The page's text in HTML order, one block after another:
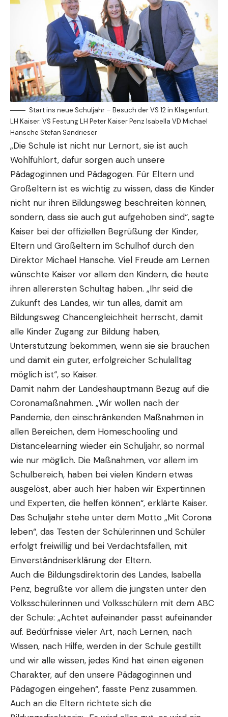
Start ins neue Schuljahr – Besuch der VS 12 in Klagenfurt.
LH Kaiser. VS Festung LH Peter Kaiser Penz Isabella VD Michael
Hansche Stefan Sandrieser
„Die Schule ist nicht nur Lernort, sie ist auch
Wohlfühlort, dafür sorgen auch unsere
Pädagoginnen und Pädagogen. Für Eltern und
Großeltern ist es wichtig zu wissen, dass die Kinder
nicht nur ihren Bildungsweg beschreiten können,
sondern, dass sie auch gut aufgehoben sind“, sagte
Kaiser bei der offiziellen Begrüßung der Kinder,
Eltern und Großeltern im Schulhof durch den
Direktor Michael Hansche. Viel Freude am Lernen
wünschte Kaiser vor allem den Kindern, die heute
ihren allerersten Schultag haben. „Ihr seid die
Zukunft des Landes, wir tun alles, damit am
Bildungsweg Chancengleichheit herrscht, damit
alle Kinder Zugang zur Bildung haben,
Unterstützung bekommen, wenn sie sie brauchen
und damit ein guter, erfolgreicher Schulalltag
möglich ist“, so Kaiser.
Damit nahm der Landeshauptmann Bezug auf die
Coronamaßnahmen. „Wir wollen nach der
Pandemie, den einschränkenden Maßnahmen in
allen Bereichen, dem Homeschooling und
Distancelearning wieder ein Schuljahr, so normal
wie nur möglich. Die Maßnahmen, vor allem im
Schulbereich, haben bei vielen Kindern etwas
ausgelöst, aber auch hier haben wir Expertinnen
und Experten, die helfen können“, erklärte Kaiser.
Das Schuljahr stehe unter dem Motto „Mit Corona
leben“, das Testen der Schülerinnen und Schüler
erfolgt freiwillig und bei Verdachtsfällen, mit
Einverständniserklärung der Eltern.
Auch die Bildungsdirektorin des Landes, Isabella
Penz, begrüßte vor allem die jüngsten unter den
Volksschülerinnen und Volksschülern mit dem ABC
der Schule: „Achtet aufeinander passt aufeinander
auf. Bedürfnisse vieler Art, nach Lernen, nach
Wissen, nach Hilfe, werden in der Schule gestillt
und wir alle wissen, jedes Kind hat einen eigenen
Charakter, auf den unsere Pädagoginnen und
Pädagogen eingehen“, fasste Penz zusammen.
Auch an die Eltern richtete sich die